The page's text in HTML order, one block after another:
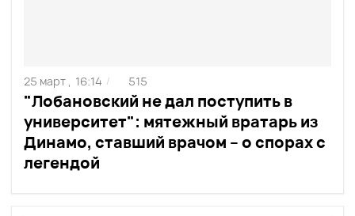
"Лобановский не дал поступить в
университет": мятежный вратарь из
Динамо, ставший врачом – о спорах с
легендой
25 март , 16:14 / 515